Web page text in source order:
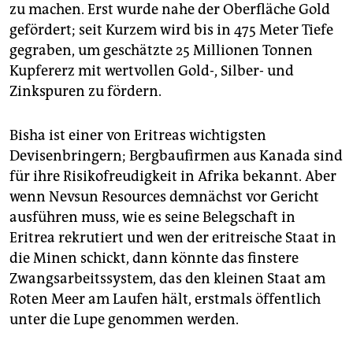
zu machen. Erst wurde nahe der Oberfläche Gold
gefördert; seit Kurzem wird bis in 475 Meter Tiefe
gegraben, um geschätzte 25 Millionen Tonnen
Kupfererz mit wertvollen Gold-, Silber- und
Zinkspuren zu fördern.
Bisha ist einer von Eritreas wichtigsten
Devisenbringern; Bergbaufirmen aus Kanada sind
für ihre Risikofreudigkeit in Afrika bekannt. Aber
wenn Nevsun Resources demnächst vor Gericht
ausführen muss, wie es seine Belegschaft in
Eritrea rekrutiert und wen der eritreische Staat in
die Minen schickt, dann könnte das finstere
Zwangsarbeitssystem, das den kleinen Staat am
Roten Meer am Laufen hält, erstmals öffentlich
unter die Lupe genommen werden.